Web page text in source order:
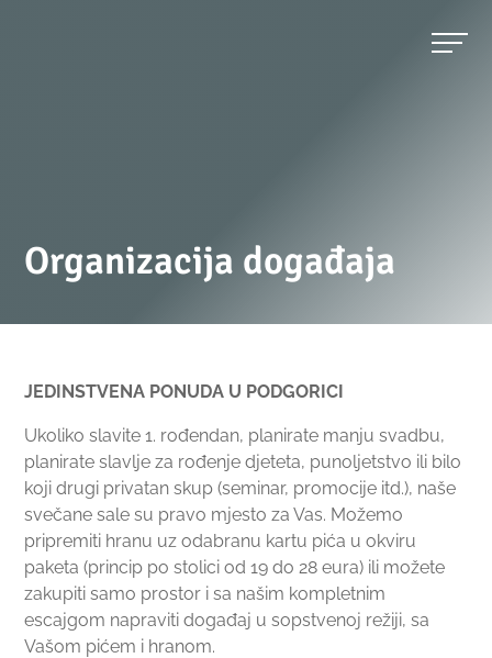
Organizacija događaja
JEDINSTVENA PONUDA U PODGORICI
Ukoliko slavite 1. rođendan, planirate manju svadbu,
planirate slavlje za rođenje djeteta, punoljetstvo ili bilo
koji drugi privatan skup (seminar, promocije itd.), naše
svečane sale su pravo mjesto za Vas. Možemo
pripremiti hranu uz odabranu kartu pića u okviru
paketa (princip po stolici od 19 do 28 eura) ili možete
zakupiti samo prostor i sa našim kompletnim
escajgom napraviti događaj u sopstvenoj režiji, sa
Vašom pićem i hranom.